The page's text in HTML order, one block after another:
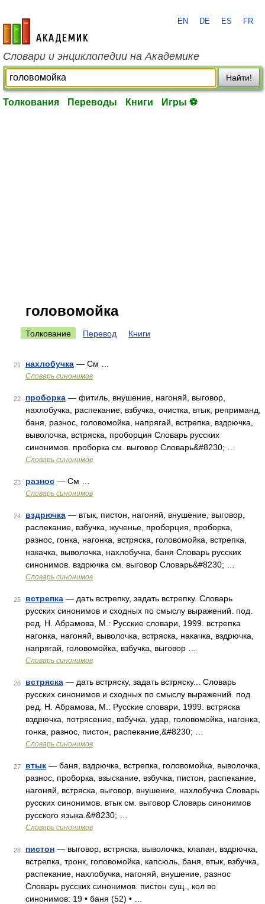
academic.ru
EN DE ES FR
Словари и энциклопедии на Академике
Найти!
Толкования Переводы Книги Игры ⚽
головомойка
Толкование Перевод Книги
21 нахлобучка — См …
Словарь синонимов
22 проборка — фитиль, внушение, нагоняй, выговор,
нахлобучка, распекание, взбучка, очистка, втык, реприманд,
баня, разнос, головомойка, напрягай, встрепка, вздрючка,
выволочка, встряска, проборция Словарь русских
синонимов. проборка см. выговор Словарь&#8230; …
Словарь синонимов
23 разнос — См …
Словарь синонимов
24 вздрючка — втык, пистон, нагоняй, внушение, выговор,
распекание, взбучка, жученье, проборция, проборка,
разнос, гонка, нагонка, встряска, головомойка, встрепка,
накачка, выволочка, нахлобучка, баня Словарь русских
синонимов. вздрючка см. выговор Словарь&#8230; …
Словарь синонимов
25 встрепка — дать встрепку, задать встрепку. Словарь
русских синонимов и сходных по смыслу выражений. под.
ред. Н. Абрамова, М.: Русские словари, 1999. встрепка
нагонка, нагоняй, выволочка, встряска, накачка, вздрючка,
напрягай, головомойка, взбучка, выговор …
Словарь синонимов
26 встряска — дать встряску, задать встряску... Словарь
русских синонимов и сходных по смыслу выражений. под.
ред. Н. Абрамова, М.: Русские словари, 1999. встряска
вздрючка, потрясение, взбучка, удар, головомойка, нагонка,
гонка, разнос, пистон, распекание,&#8230; …
Словарь синонимов
27 втык — баня, вздрючка, встрепка, головомойка, выволочка,
разнос, проборка, взыскание, взбучка, пистон, распекание,
нагоняй, встряска, выговор, внушение, нахлобучка Словарь
русских синонимов. втык см. выговор Словарь синонимов
русского языка.&#8230; …
Словарь синонимов
28 пистон — выговор, встряска, выволочка, клапан, вздрючка,
встрепка, тронк, головомойка, капсюль, баня, втык, взбучка,
распекание, нахлобучка, нагоняй, внушение, разнос
Словарь русских синонимов. пистон сущ., кол во
синонимов: 19 • баня (52) • …